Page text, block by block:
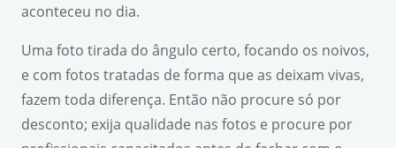
aconteceu no dia.
Uma foto tirada do ângulo certo, focando os noivos,
e com fotos tratadas de forma que as deixam vivas,
fazem toda diferença. Então não procure só por
desconto; exija qualidade nas fotos e procure por